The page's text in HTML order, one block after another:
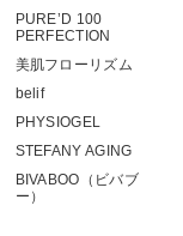
PURE’D 100
PERFECTION
美肌フローリズム
belif
PHYSIOGEL
STEFANY AGING
BIVABOO（ビバブ
ー）